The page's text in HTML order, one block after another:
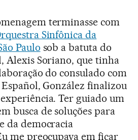
terminasse com
Sinfônica da
Paulo sob a batuta do
Alexis Soriano, que tinha
do consulado com
González finalizou
Ter guiado um
busca de soluções para
da democracia
me preocupava em ficar